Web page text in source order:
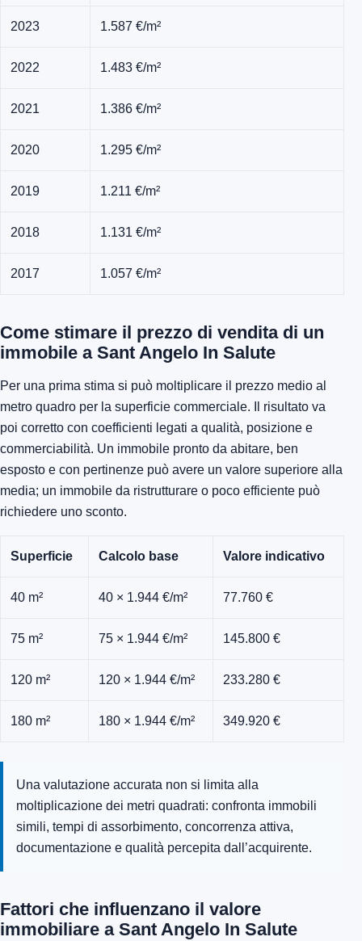
2023 1.587 €/m²
2022 1.483 €/m²
2021 1.386 €/m²
2020 1.295 €/m²
2019 1.211 €/m²
2018 1.131 €/m²
2017 1.057 €/m²
Come stimare il prezzo di vendita di un
immobile a Sant Angelo In Salute
Per una prima stima si può moltiplicare il prezzo medio al
metro quadro per la superficie commerciale. Il risultato va
poi corretto con coefficienti legati a qualità, posizione e
commerciabilità. Un immobile pronto da abitare, ben
esposto e con pertinenze può avere un valore superiore alla
media; un immobile da ristrutturare o poco efficiente può
richiedere uno sconto.
Superficie Calcolo base Valore indicativo
40 m² 40 × 1.944 €/m² 77.760 €
75 m² 75 × 1.944 €/m² 145.800 €
120 m² 120 × 1.944 €/m² 233.280 €
180 m² 180 × 1.944 €/m² 349.920 €
Una valutazione accurata non si limita alla
moltiplicazione dei metri quadrati: confronta immobili
simili, tempi di assorbimento, concorrenza attiva,
documentazione e qualità percepita dall’acquirente.
Fattori che influenzano il valore
immobiliare a Sant Angelo In Salute